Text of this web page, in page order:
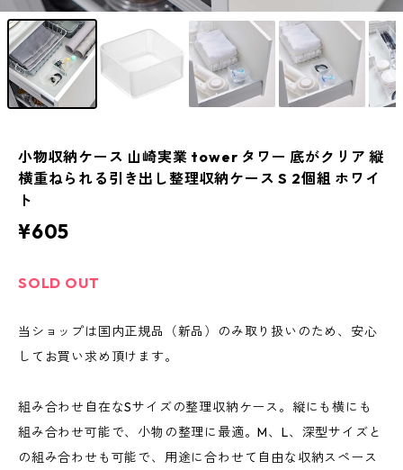
小物収納ケース 山崎実業 tower タワー 底がクリア 縦
横重ねられる引き出し整理収納ケース S 2個組 ホワイ
ト
¥605
SOLD OUT
当ショップは国内正規品（新品）のみ取り扱いのため、安心
してお買い求め頂けます。
組み合わせ自在なSサイズの整理収納ケース。縦にも横にも
組み合わせ可能で、小物の整理に最適。M、L、深型サイズと
の組み合わせも可能で、用途に合わせて自由な収納スペース